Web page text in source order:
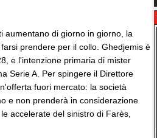
aumentano di giorno in giorno, la
prendere per il collo. Ghedjemis è
e l'intenzione primaria di mister
Serie A. Per spingere il Direttore
fuori mercato: la società
e non prenderà in considerazione
accelerate del sinistro di Farès,